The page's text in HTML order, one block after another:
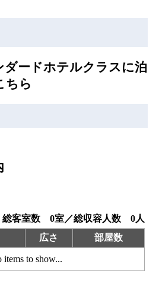
ダードホテルクラスに泊
ちら
総客室数0室／総収容人数0人
広さ 部屋数
items to show...